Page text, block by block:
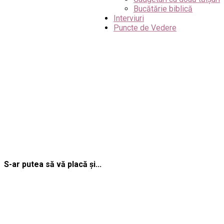
Bucătărie biblică
Interviuri
Puncte de Vedere
S-ar putea să vă placă și...